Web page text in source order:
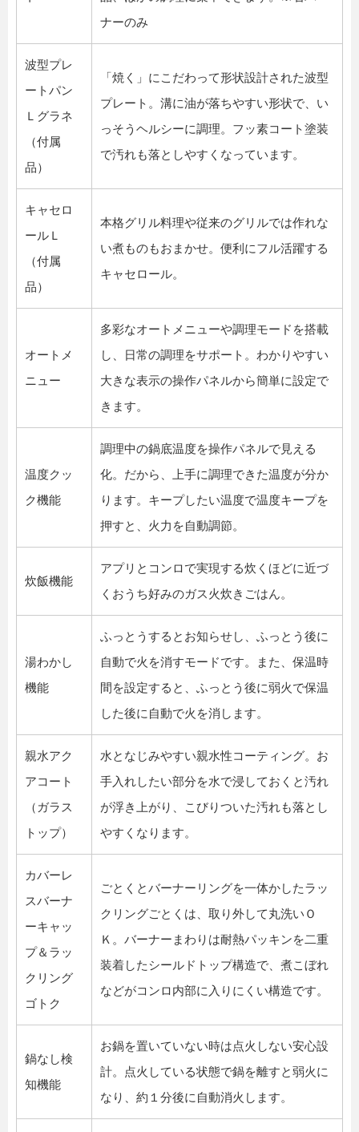
ナーのみ
波型プレ
ートパン
Ｌグラネ
（付属
品）
「焼く」にこだわって形状設計された波型
プレート。溝に油が落ちやすい形状で、い
っそうヘルシーに調理。フッ素コート塗装
で汚れも落としやすくなっています。
キャセロ
ールＬ
（付属
品）
本格グリル料理や従来のグリルでは作れな
い煮ものもおまかせ。便利にフル活躍する
キャセロール。
オートメ
ニュー
多彩なオートメニューや調理モードを搭載
し、日常の調理をサポート。わかりやすい
大きな表示の操作パネルから簡単に設定で
きます。
温度クッ
ク機能
調理中の鍋底温度を操作パネルで見える
化。だから、上手に調理できた温度が分か
ります。キープしたい温度で温度キープを
押すと、火力を自動調節。
炊飯機能
アプリとコンロで実現する炊くほどに近づ
くおうち好みのガス火炊きごはん。
湯わかし
機能
ふっとうするとお知らせし、ふっとう後に
自動で火を消すモードです。また、保温時
間を設定すると、ふっとう後に弱火で保温
した後に自動で火を消します。
親水アク
アコート
（ガラス
トップ）
水となじみやすい親水性コーティング。お
手入れしたい部分を水で浸しておくと汚れ
が浮き上がり、こびりついた汚れも落とし
やすくなります。
カバーレ
スバーナ
ーキャッ
プ＆ラッ
クリング
ゴトク
ごとくとバーナーリングを一体かしたラッ
クリングごとくは、取り外して丸洗いＯ
Ｋ。バーナーまわりは耐熱パッキンを二重
装着したシールドトップ構造で、煮こぼれ
などがコンロ内部に入りにくい構造です。
鍋なし検
知機能
お鍋を置いていない時は点火しない安心設
計。点火している状態で鍋を離すと弱火に
なり、約１分後に自動消火します。